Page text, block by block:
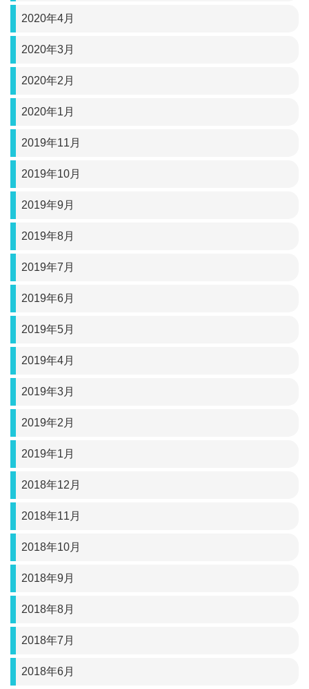
2020年4月
2020年3月
2020年2月
2020年1月
2019年11月
2019年10月
2019年9月
2019年8月
2019年7月
2019年6月
2019年5月
2019年4月
2019年3月
2019年2月
2019年1月
2018年12月
2018年11月
2018年10月
2018年9月
2018年8月
2018年7月
2018年6月